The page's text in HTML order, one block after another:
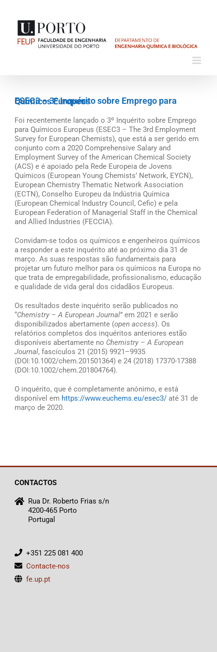
content
ESEC3 – 3º Inquérito sobre Emprego para Químicos Europeus
Foi recentemente lançado o 3º Inquérito sobre Emprego
para Químicos Europeus (ESEC3 – The 3rd Employment
Survey for European Chemists), que está a ser gerido em
conjunto com a 2020 Comprehensive Salary and
Employment Survey of the American Chemical Society
(ACS) e é apoiado pela Rede Europeia de Jovens
Químicos (European Young Chemists’ Network, EYCN),
European Chemistry Thematic Network Association
(ECTN), Conselho Europeu da Indústria Química
(European Chemical Industry Council, Cefic) e pela
European Federation of Managerial Staff in the Chemical
and Allied Industries (FECCIA).
Convidam-se todos os químicos e engenheiros químicos
a responder a este inquérito até ao próximo dia 31 de
março. As suas respostas são fundamentais para
projetar um futuro melhor para os químicos na Europa no
que trata de empregabilidade, profissionalismo, educação
e qualidade de vida geral dos cidadãos Europeus.
Os resultados deste inquérito serão publicados no
“Chemistry – A European Journal” em 2021 e serão
disponibilizados abertamente (open access). Os
relatórios completos dos inquéritos anteriores estão
disponíveis abertamente no Chemistry – A European
Journal, fascículos 21 (2015) 9921–9935
(DOI:10.1002/chem.201501364) e 24 (2018) 17370-17388
(DOI:10.1002/chem.201804764).
O inquérito, que é completamente anónimo, e está
disponível em https://www.euchems.eu/esec3/ até 31 de
março de 2020.
CONTACTOS
Rua Dr. Roberto Frias s/n
4200-465 Porto
Portugal
+351 225 081 400
Contacte-nos
fe.up.pt